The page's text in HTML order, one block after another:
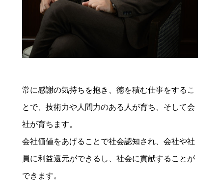
常に感謝の気持ちを抱き、徳を積む仕事をするこ
とで、技術力や人間力のある人が育ち、そして会
社が育ちます。
会社価値をあげることで社会認知され、会社や社
員に利益還元ができるし、社会に貢献することが
できます。